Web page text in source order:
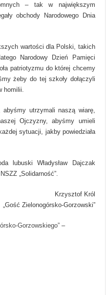
– tak w największym
obchody Narodowego Dnia
wartości dla Polski, takich
Narodowy Dzień Pamięci
patriotyzmu do której chcemy
żeby do tej szkoły dołączyli
homilii.
utrzymali naszą wiarę,
Ojczyzny, abyśmy umieli
sytuacji, jakby powiedziała
lubuski Władysław Dajczak
„Solidarność”.
Krzysztof Król
„Gość Zielonogórsko-Gorzowski”
Gorzowskiego” –